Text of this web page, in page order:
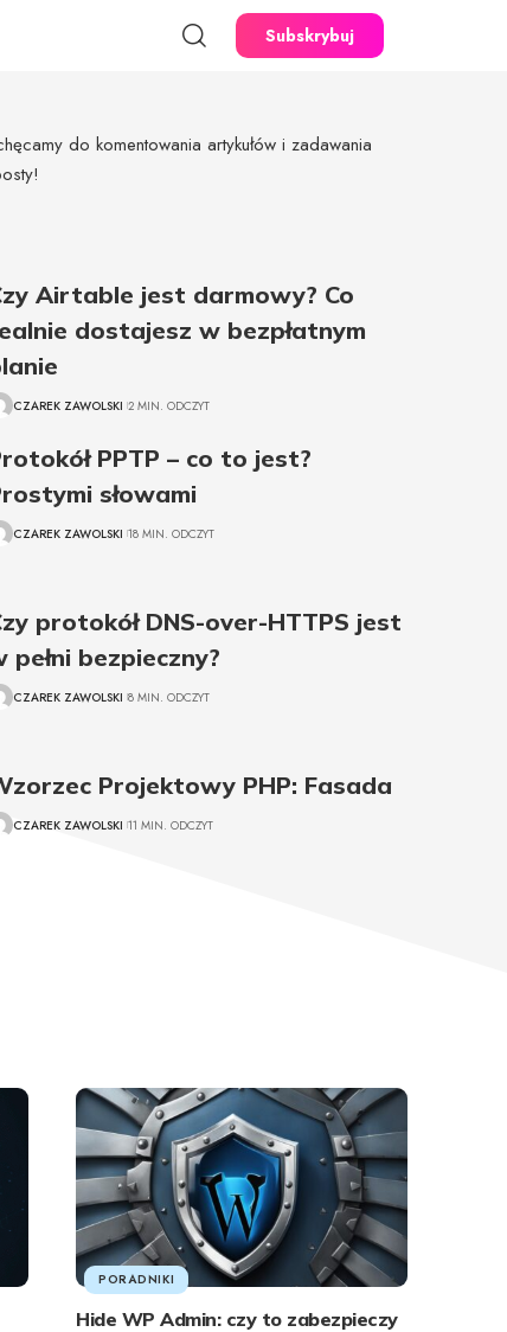
Subskrybuj
do komentowania artykułów i zadawania
Airtable jest darmowy? Co
dostajesz w bezpłatnym
CZAREK ZAWOLSKI 2 MIN. ODCZYT
PPTP – co to jest?
słowami
CZAREK ZAWOLSKI 18 MIN. ODCZYT
protokół DNS-over-HTTPS jest
pełni bezpieczny?
CZAREK ZAWOLSKI 8 MIN. ODCZYT
Projektowy PHP: Fasada
CZAREK ZAWOLSKI 11 MIN. ODCZYT
PORADNIKI
Hide WP Admin: czy to zabezpieczy